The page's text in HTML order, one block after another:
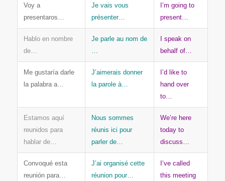
Voy a
presentaros…
Je vais vous
présenter…
I’m going to
present…
Hablo en nombre
de…
Je parle au nom de
I speak on
behalf of…
Me gustaría darle
la palabra a…
J’aimerais donner
la parole à…
I’d like to
hand over
to…
Estamos aquí
reunidos para
hablar de…
Nous sommes
réunis ici pour
parler de…
We’re here
today to
discuss…
Convoqué esta
reunión para…
J’ai organisé cette
réunion pour…
I’ve called
this meeting